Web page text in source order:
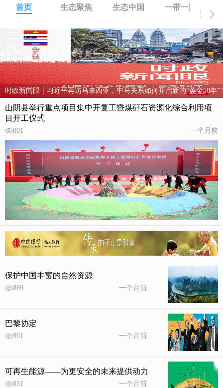
首页 生态聚焦 生态中国 一带一路
时政新闻眼丨习近平再访马来西亚，中马关系如何开启新的“黄金50年”
山阴县举行重点项目集中开复工暨煤矸石资源化综合利用项
目开工仪式
801 一个月前
保护中国丰富的自然资源
869 一个月前
巴黎协定
901 一个月前
可再生能源——为更安全的未来提供动力
851 一个月前